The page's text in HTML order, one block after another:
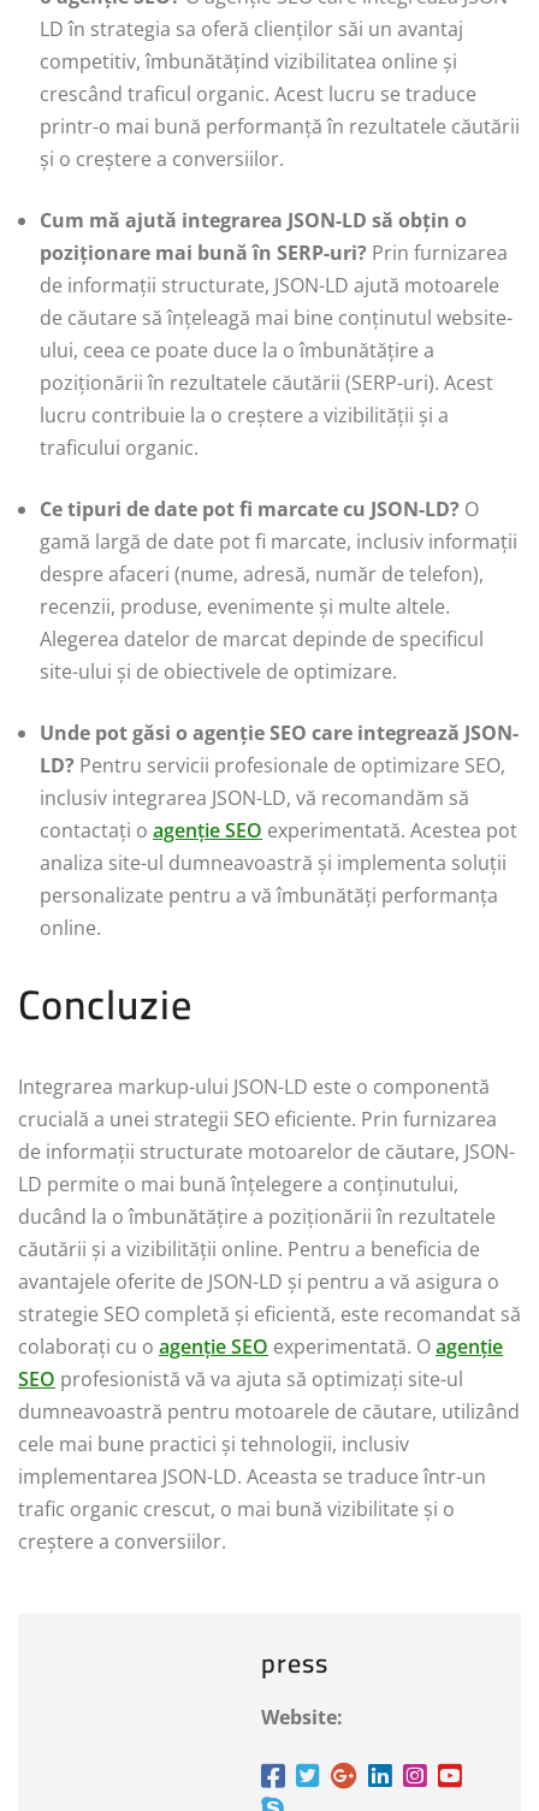
LD în strategia sa oferă clienților săi un avantaj
competitiv, îmbunătățind vizibilitatea online și
crescând traficul organic. Acest lucru se traduce
printr-o mai bună performanță în rezultatele căutării
și o creștere a conversiilor.
Cum mă ajută integrarea JSON-LD să obțin o
poziționare mai bună în SERP-uri? Prin furnizarea
de informații structurate, JSON-LD ajută motoarele
de căutare să înțeleagă mai bine conținutul website-
ului, ceea ce poate duce la o îmbunătățire a
poziționării în rezultatele căutării (SERP-uri). Acest
lucru contribuie la o creștere a vizibilității și a
traficului organic.
Ce tipuri de date pot fi marcate cu JSON-LD? O
gamă largă de date pot fi marcate, inclusiv informații
despre afaceri (nume, adresă, număr de telefon),
recenzii, produse, evenimente și multe altele.
Alegerea datelor de marcat depinde de specificul
site-ului și de obiectivele de optimizare.
Unde pot găsi o agenție SEO care integrează JSON-
LD? Pentru servicii profesionale de optimizare SEO,
inclusiv integrarea JSON-LD, vă recomandăm să
contactați o agenție SEO experimentată. Acestea pot
analiza site-ul dumneavoastră și implementa soluții
personalizate pentru a vă îmbunătăți performanța
online.
Concluzie
Integrarea markup-ului JSON-LD este o componentă
crucială a unei strategii SEO eficiente. Prin furnizarea
de informații structurate motoarelor de căutare, JSON-
LD permite o mai bună înțelegere a conținutului,
ducând la o îmbunătățire a poziționării în rezultatele
căutării și a vizibilității online. Pentru a beneficia de
avantajele oferite de JSON-LD și pentru a vă asigura o
strategie SEO completă și eficientă, este recomandat să
colaborați cu o agenție SEO experimentată. Oagenție
SEO profesionistă vă va ajuta să optimizați site-ul
dumneavoastră pentru motoarele de căutare, utilizând
cele mai bune practici și tehnologii, inclusiv
implementarea JSON-LD. Aceasta se traduce într-un
trafic organic crescut, o mai bună vizibilitate și o
creștere a conversiilor.
press
Website: